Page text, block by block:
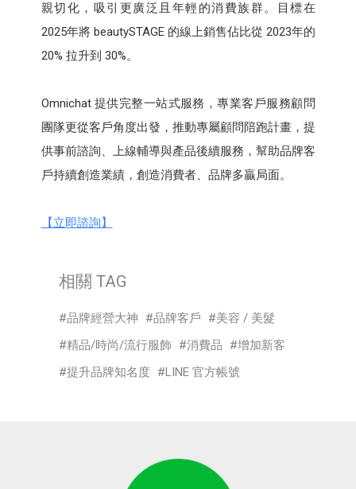
親切化，吸引更廣泛且年輕的消費族群。目標在
2025年將 beautySTAGE 的線上銷售佔比從 2023年的
20% 拉升到 30%。
Omnichat 提供完整一站式服務，專業客戶服務顧問
團隊更從客戶角度出發，推動專屬顧問陪跑計畫，提
供事前諮詢、上線輔導與產品後續服務，幫助品牌客
戶持續創造業績，創造消費者、品牌多贏局面。
【立即諮詢】
相關 TAG
品牌經營大神 品牌客戶
美容 / 美髮
精品/時尚/流行服飾
消費品
增加新客
提升品牌知名度
LINE 官方帳號